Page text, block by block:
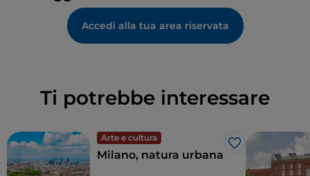
Accedi alla tua area riservata
Ti potrebbe interessare
Arte e cultura
Like
Milano, natura urbana